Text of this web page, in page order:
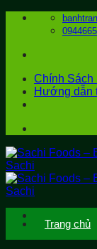
dung
Chính Sách
Hướng dẫn
Trang chủ